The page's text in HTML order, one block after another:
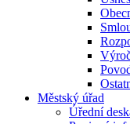
Městský úřad
Úřední